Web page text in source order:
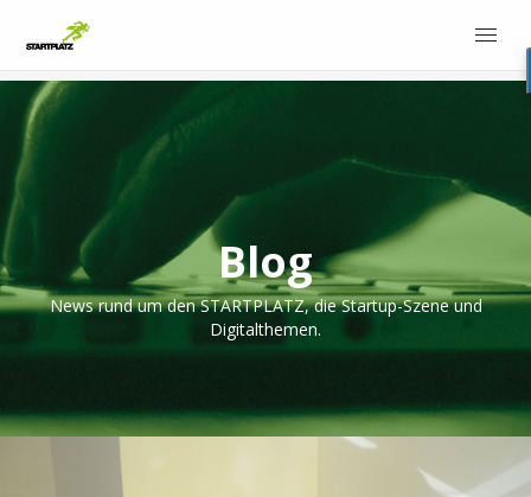
Blog
News rund um den STARTPLATZ, die Startup-Szene und
Digitalthemen.